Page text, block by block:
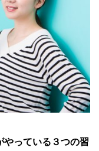
やっている３つの習